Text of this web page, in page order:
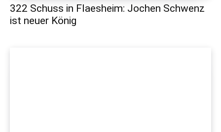
322 Schuss in Flaesheim: Jochen Schwenz
ist neuer König